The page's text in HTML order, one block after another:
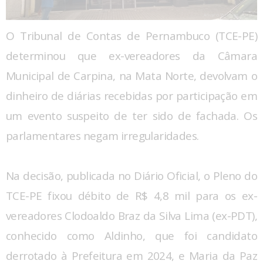
O Tribunal de Contas de Pernambuco (TCE-PE)
determinou que ex-vereadores da Câmara
Municipal de Carpina, na Mata Norte, devolvam o
dinheiro de diárias recebidas por participação em
um evento suspeito de ter sido de fachada. Os
parlamentares negam irregularidades.
Na decisão, publicada no Diário Oficial, o Pleno do
TCE-PE fixou débito de R$ 4,8 mil para os ex-
vereadores Clodoaldo Braz da Silva Lima (ex-PDT),
conhecido como Aldinho, que foi candidato
derrotado à Prefeitura em 2024, e Maria da Paz